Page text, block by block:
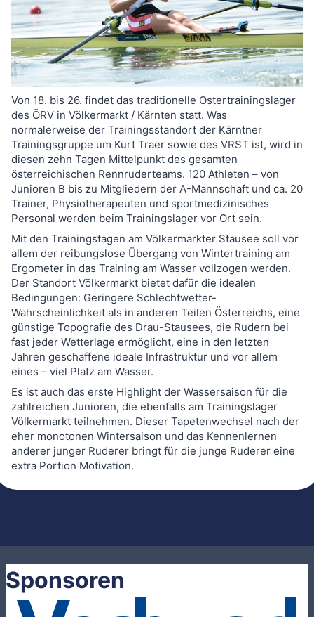
Von 18. bis 26. findet das traditionelle Ostertrainingslager
des ÖRV in Völkermarkt / Kärnten statt. Was
normalerweise der Trainingsstandort der Kärntner
Trainingsgruppe um Kurt Traer sowie des VRST ist, wird in
diesen zehn Tagen Mittelpunkt des gesamten
österreichischen Rennruderteams. 120 Athleten – von
Junioren B bis zu Mitgliedern der A-Mannschaft und ca. 20
Trainer, Physiotherapeuten und sportmedizinisches
Personal werden beim Trainingslager vor Ort sein.
Mit den Trainingstagen am Völkermarkter Stausee soll vor
allem der reibungslose Übergang von Wintertraining am
Ergometer in das Training am Wasser vollzogen werden.
Der Standort Völkermarkt bietet dafür die idealen
Bedingungen: Geringere Schlechtwetter-
Wahrscheinlichkeit als in anderen Teilen Österreichs, eine
günstige Topografie des Drau-Stausees, die Rudern bei
fast jeder Wetterlage ermöglicht, eine in den letzten
Jahren geschaffene ideale Infrastruktur und vor allem
eines – viel Platz am Wasser.
Es ist auch das erste Highlight der Wassersaison für die
zahlreichen Junioren, die ebenfalls am Trainingslager
Völkermarkt teilnehmen. Dieser Tapetenwechsel nach der
eher monotonen Wintersaison und das Kennenlernen
anderer junger Ruderer bringt für die junge Ruderer eine
extra Portion Motivation.
Sponsoren